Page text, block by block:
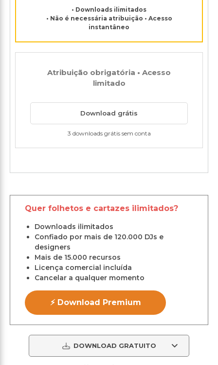
• Downloads ilimitados
• Não é necessária atribuição • Acesso
instantâneo
Atribuição obrigatória • Acesso
limitado
Download grátis
3 downloads grátis sem conta
Quer folhetos e cartazes ilimitados?
Downloads ilimitados
Confiado por mais de 120.000 DJs e
designers
Mais de 15.000 recursos
Licença comercial incluída
Cancelar a qualquer momento
⚡ Download Premium
DOWNLOAD GRATUITO